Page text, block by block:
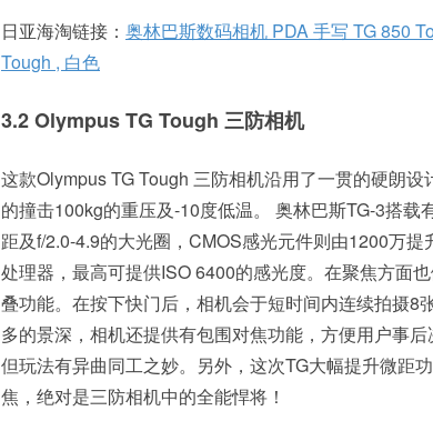
日亚海淘链接： 奥林巴斯数码相机 PDA 手写 TG 850
Tough , 白色
3.2 Olympus TG Tough 三防相机
这款Olympus TG Tough 三防相机沿用了一贯的硬朗
的撞击100kg的重压及-10度低温。 奥林巴斯TG-3搭
距及f/2.0-4.9的大光圈，CMOS感光元件则由1200万
处理器，最高可提供ISO 6400的感光度。在聚焦方面
叠功能。在按下快门后，相机会于短时间内连续拍摄8
多的景深，相机还提供有包围对焦功能，方便用户事
但玩法有异曲同工之妙。另外，这次TG大幅提升微距
焦，绝对是三防相机中的全能悍将！